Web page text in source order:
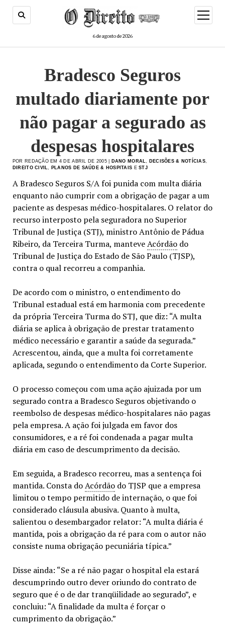
6 de agosto de 2026
menu
de
Bradesco Seguros
multado diariamente por
não pagar a segurado as
despesas hospitalares
POR REDAÇÃO EM 4 DE ABRIL DE 2005 | DANO MORAL DECISÕES & NOTÍCIAS
DIREITO CIVIL
PLANOS DE SAÚDE & HOSPITAIS ESTJ
A Bradesco Seguros S/A foi punida com multa diária
enquanto não cumprir com a obrigação de pagar a um
paciente as despesas médico-hospitalares. O relator do
recurso interposto pela seguradora no Superior
Tribunal de Justiça (STJ), ministro Antônio de Pádua
Ribeiro, da Terceira Turma, manteveAcórdãodo
Tribunal de Justiça do Estado de São Paulo (TJSP),
contra o qual recorreu a companhia.
De acordo com o ministro, o entendimento do
Tribunal estadual está em harmonia com precedente
da própria Terceira Turma do STJ, que diz: “A multa
diária se aplica à obrigação de prestar tratamento
médico necessário e garantir a saúde da segurada.”
Acrescentou, ainda, que a multa foi corretamente
aplicada, segundo o entendimento da Corte Superior.
O processo começou com uma ação ajuizada por um
segurado contra a Bradesco Seguros objetivando o
reembolso de despesas médico-hospitalares não pagas
pela empresa. A ação foi julgada em favor dos
consumidores, e a ré foi condenada a pagar multa
diária em caso de descumprimento da decisão.
Em seguida, a Bradesco recorreu, mas a sentença foi
mantida. Consta doAcórdãodo TJSP que a empresa
limitou o tempo permitido de internação, o que foi
considerado cláusula abusiva. Quanto à multa,
salientou o desembargador relator: “A multa diária é
mantida, pois a obrigação da ré para com o autor não
consiste numa obrigação pecuniária típica.”
Disse ainda: “Se a ré não pagar o hospital ela estará
descumprindo outro dever oriundo do contrato de
seguro que é o de dar tranqüilidade ao segurado”, e
concluiu: “A finalidade da multa é forçar o
cumprimento da obrigação.”